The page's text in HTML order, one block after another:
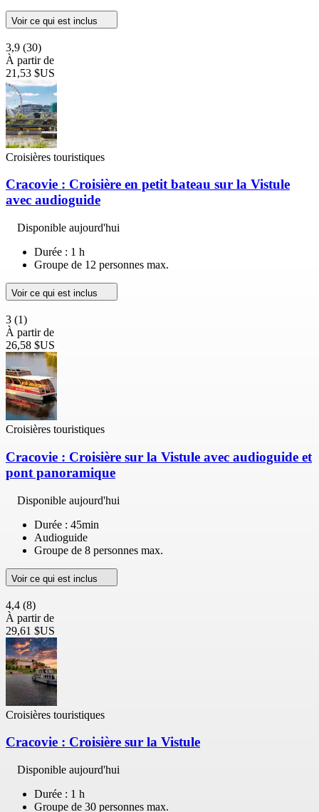
Voir ce qui est inclus
3,9 (30)
À partir de
21,53 $US
Croisières touristiques
Cracovie : Croisière en petit bateau sur la Vistule
avec audioguide
Disponible aujourd'hui
Durée : 1 h
Groupe de 12 personnes max.
Voir ce qui est inclus
3 (1)
À partir de
26,58 $US
Croisières touristiques
Cracovie : Croisière sur la Vistule avec audioguide et
pont panoramique
Disponible aujourd'hui
Durée : 45min
Audioguide
Groupe de 8 personnes max.
Voir ce qui est inclus
4,4 (8)
À partir de
29,61 $US
Croisières touristiques
Cracovie : Croisière sur la Vistule
Disponible aujourd'hui
Durée : 1 h
Groupe de 30 personnes max.